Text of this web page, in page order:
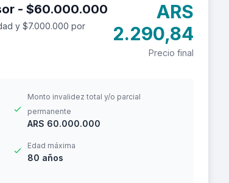
Seguro de accidentes personales para agrimensor - $60.000.000
y $7.000.000 por
ARS
2.290,84
Precio final
Monto invalidez total y/o parcial
permanente
ARS 60.000.000
Edad máxima
80 años